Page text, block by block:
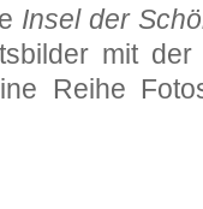
Insel der
mit
Reihe